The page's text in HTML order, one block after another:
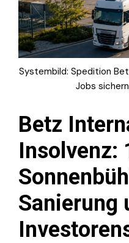
Systembild: Spedition
Jobs
Betz
Insolvenz:
Sanierung